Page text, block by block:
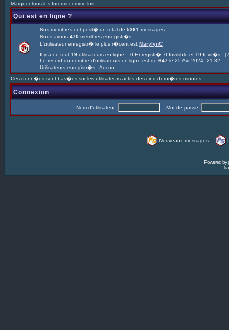
Marquer tous les forums comme lus
Qui est en ligne ?
Nos membres ont post� un total de 5361 messages
Nous avons 470 membres enregistr�s
L'utilisateur enregistr� le plus r�cent est MarylynC
Il y a en tout 19 utilisateurs en ligne :: 0 Enregistr�, 0 Invisible et 19 Invit�s [
Le record du nombre d'utilisateurs en ligne est de 647 le 25 Avr 2024, 21:32
Utilisateurs enregistr�s : Aucun
Ces donn�es sont bas�es sur les utilisateurs actifs des cinq derni�res minutes
Connexion
Nom d'utilisateur: Mot de passe:
Nouveaux messages
Powered by